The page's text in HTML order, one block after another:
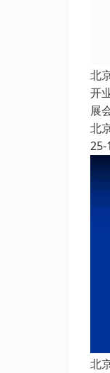
北
开
展
北
25-
北